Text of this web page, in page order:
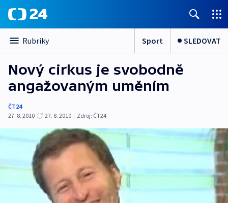
Rubriky Sport SLEDOVAT
Nový cirkus je svobodně
angažovaným uměním
ČT24
27. 8. 2010
27. 8. 2010 | Zdroj: ČT24